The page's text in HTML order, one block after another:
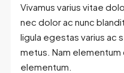
Vivamus varius vitae
nec dolor ac nunc
ligula egestas varius ac
metus. Nam elementum
elementum.